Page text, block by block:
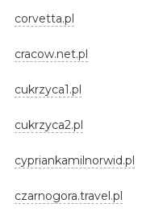
corvetta.pl
cracow.net.pl
cukrzyca1.pl
cukrzyca2.pl
cypriankamilnorwid.pl
czarnogora.travel.pl